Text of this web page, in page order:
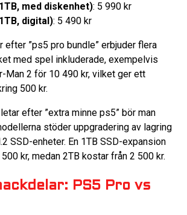
med diskenhet): 5 990 kr
digital): 5 490 kr
efter ”ps5 pro bundle” erbjuder flera
med spel inkluderade, exempelvis
Man 2 för 10 490 kr, vilket ger ett
500 kr.
efter ”extra minne ps5” bör man
stöder uppgradering av lagring
SSD-enheter. En 1TB SSD-expansion
kr, medan 2TB kostar från 2 500 kr.
PS5 Pro vs